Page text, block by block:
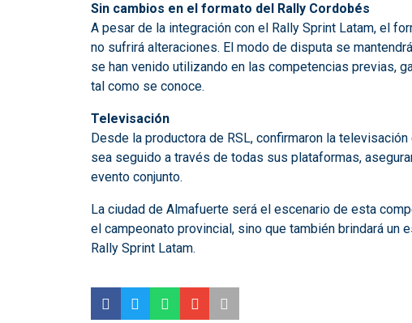
Sin cambios en el formato del Rally Cordobés
A pesar de la integración con el Rally Sprint Latam, el
no sufrirá alteraciones. El modo de disputa se
se han venido utilizando en las competencias previas,
tal como se conoce.
Televisación
Desde la productora de RSL, confirmaron la
sea seguido a través de todas sus plataformas,
evento conjunto.
La ciudad de Almafuerte será el escenario de esta
el campeonato provincial, sino que también brindará un
Rally Sprint Latam.